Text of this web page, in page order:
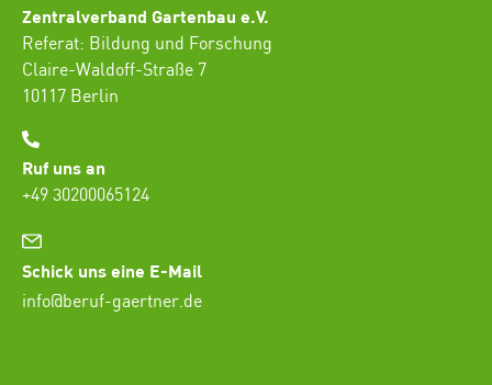
Zentralverband Gartenbau e.V.
Referat: Bildung und Forschung
Claire-Waldoff-Straße 7
10117 Berlin
Ruf uns an
+49 30200065124
Schick uns eine E-Mail
info@beruf-gaertner.de